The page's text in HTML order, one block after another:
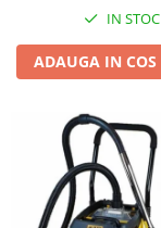
IN STOC
ADAUGA IN COS